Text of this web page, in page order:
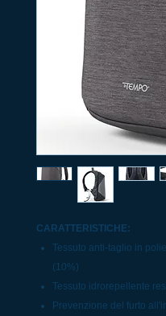
CARATTERISTICHE:
Tessuto anti-taglio in
(10%)
Tessuto idrorepellente
Prevenzione del furto